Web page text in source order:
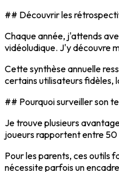
## Découvrir les
Chaque année, j'attends
vidéoludique. J'y découvre
Cette synthèse annuelle
certains utilisateurs fidèles,
## Pourquoi surveiller son
Je trouve plusieurs
joueurs rapportent entre 50
Pour les parents, ces outils
nécessite parfois un